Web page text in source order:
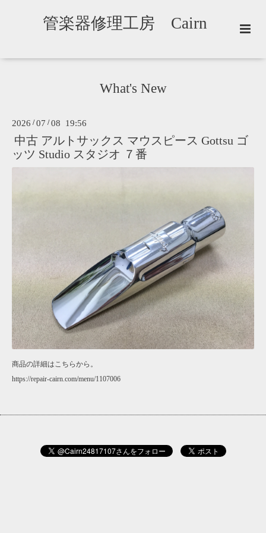
管楽器修理工房 Cairn
What's New
2026 /07 /08 19:56
中古 アルトサックス マウスピース Gottsu ゴ
ッツ Studio スタジオ ７番
商品の詳細はこちらから。
https://repair-cairn.com/menu/1107006